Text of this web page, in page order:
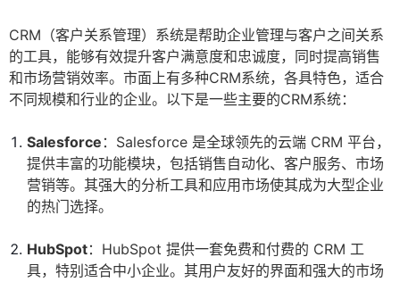
CRM（客户关系管理）系统是帮助企业管理与客户之间关系
的工具，能够有效提升客户满意度和忠诚度，同时提高销售
和市场营销效率。市面上有多种CRM系统，各具特色，适合
不同规模和行业的企业。以下是一些主要的CRM系统：
Salesforce ：Salesforce 是全球领先的云端 CRM 平台，
提供丰富的功能模块，包括销售自动化、客户服务、市场
营销等。其强大的分析工具和应用市场使其成为大型企业
的热门选择。
HubSpot：HubSpot 提供一套免费和付费的 CRM 工
具，特别适合中小企业。其用户友好的界面和强大的市场